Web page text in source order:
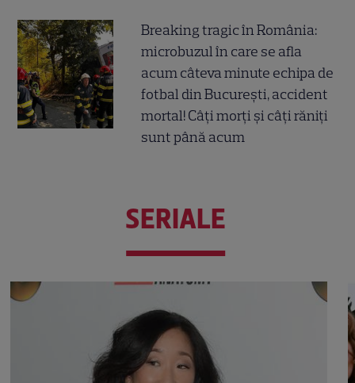
Breaking tragic în România:
microbuzul în care se afla
acum câteva minute echipa de
fotbal din București, accident
mortal! Câți morți și câți răniți
sunt până acum
SERIALE